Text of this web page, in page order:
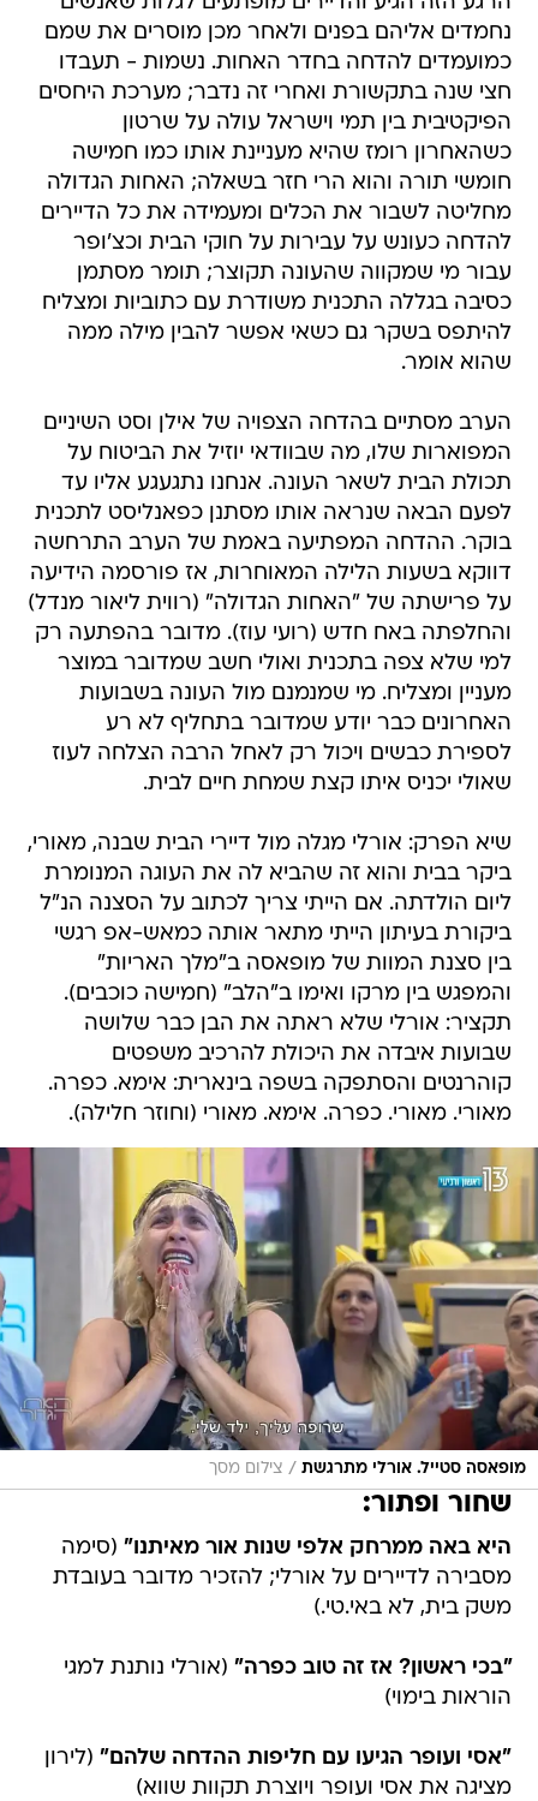
נחמדים אליהם בפנים ולאחר מכן מוסרים את שמם
כמועמדים להדחה בחדר האחות. נשמות - תעבדו
חצי שנה בתקשורת ואחרי זה נדבר; מערכת היחסים
הפיקטיבית בין תמי וישראל עולה על שרטון
כשהאחרון רומז שהיא מעניינת אותו כמו חמישה
חומשי תורה והוא הרי חזר בשאלה; האחות הגדולה
מחליטה לשבור את הכלים ומעמידה את כל הדיירים
להדחה כעונש על עבירות על חוקי הבית וכצ'ופר
עבור מי שמקווה שהעונה תקוצר; תומר מסתמן
כסיבה בגללה התכנית משודרת עם כתוביות ומצליח
להיתפס בשקר גם כשאי אפשר להבין מילה ממה
שהוא אומר.
הערב מסתיים בהדחה הצפויה של אילן וסט השיניים
המפוארות שלו, מה שבוודאי יוזיל את הביטוח על
תכולת הבית לשאר העונה. אנחנו נתגעגע אליו עד
לפעם הבאה שנראה אותו מסתנן כפאנליסט לתכנית
בוקר. ההדחה המפתיעה באמת של הערב התרחשה
דווקא בשעות הלילה המאוחרות, אז פורסמה הידיעה
על פרישתה של "האחות הגדולה" (רווית ליאור מנדל)
והחלפתה באח חדש (רועי עוז). מדובר בהפתעה רק
למי שלא צפה בתכנית ואולי חשב שמדובר במוצר
מעניין ומצליח. מי שמנמנם מול העונה בשבועות
האחרונים כבר יודע שמדובר בתחליף לא רע
לספירת כבשים ויכול רק לאחל הרבה הצלחה לעוז
שאולי יכניס איתו קצת שמחת חיים לבית.
שיא הפרק: אורלי מגלה מול דיירי הבית שבנה, מאורי,
ביקר בבית והוא זה שהביא לה את העוגה המנומרת
ליום הולדתה. אם הייתי צריך לכתוב על הסצנה הנ"ל
ביקורת בעיתון הייתי מתאר אותה כמאש-אפ רגשי
בין סצנת המוות של מופאסה ב"מלך האריות"
והמפגש בין מרקו ואימו ב"הלב" (חמישה כוכבים).
תקציר: אורלי שלא ראתה את הבן כבר שלושה
שבועות איבדה את היכולת להרכיב משפטים
קוהרנטים והסתפקה בשפה בינארית: אימא. כפרה.
מאורי. מאורי. כפרה. אימא. מאורי (וחוזר חלילה).
מופאסה סטייל. אורלי מתרגשת / צילום מסך
שחור ופתור:
היא באה ממרחק אלפי שנות אור מאיתנו" (סימה
מסבירה לדיירים על אורלי; להזכיר מדובר בעובדת
משק בית, לא באי.טי.)
"בכי ראשון? אז זה טוב כפרה" (אורלי נותנת למגי
הוראות בימוי)
"אסי ועופר הגיעו עם חליפות ההדחה שלהם" (לירון
מציגה את אסי ועופר ויוצרת תקוות שווא)